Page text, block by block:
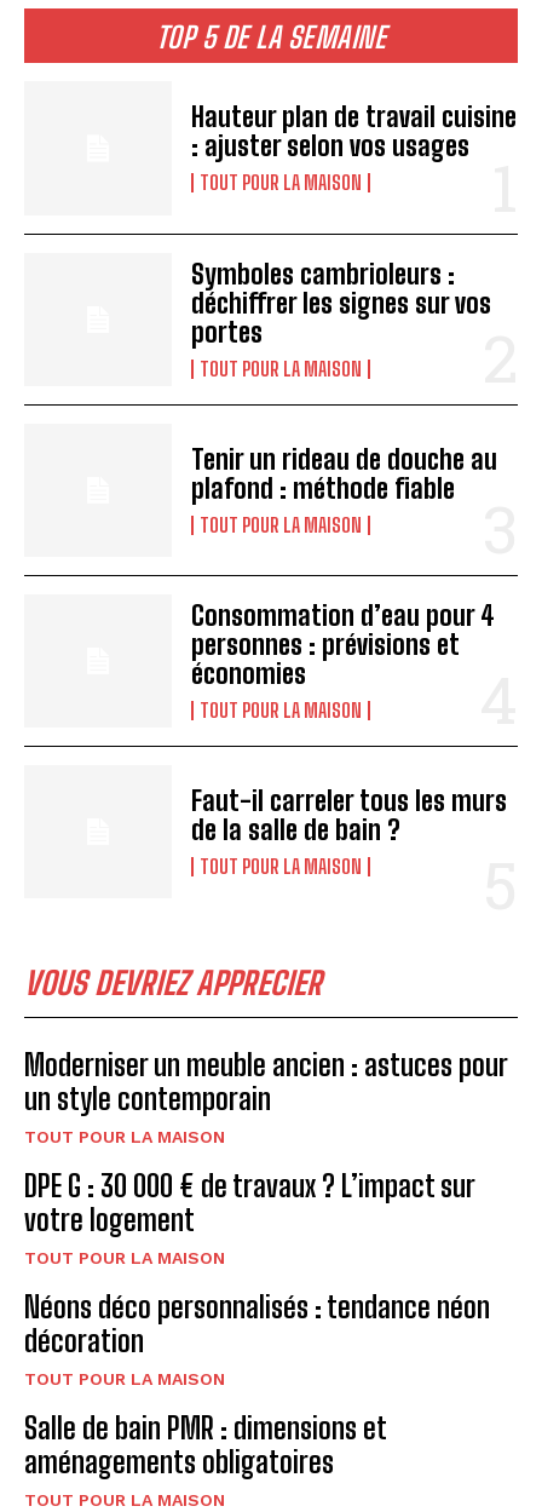
TOP 5 DE LA SEMAINE
Hauteur plan de travail cuisine
: ajuster selon vos usages
TOUT POUR LA MAISON
Symboles cambrioleurs :
déchiffrer les signes sur vos
portes
TOUT POUR LA MAISON
Tenir un rideau de douche au
plafond : méthode fiable
TOUT POUR LA MAISON
Consommation d’eau pour 4
personnes : prévisions et
économies
TOUT POUR LA MAISON
Faut-il carreler tous les murs
de la salle de bain ?
TOUT POUR LA MAISON
VOUS DEVRIEZ APPRECIER
Moderniser un meuble ancien : astuces pour
un style contemporain
TOUT POUR LA MAISON
DPE G : 30 000 € de travaux ? L’impact sur
votre logement
TOUT POUR LA MAISON
Néons déco personnalisés : tendance néon
décoration
TOUT POUR LA MAISON
Salle de bain PMR : dimensions et
aménagements obligatoires
TOUT POUR LA MAISON